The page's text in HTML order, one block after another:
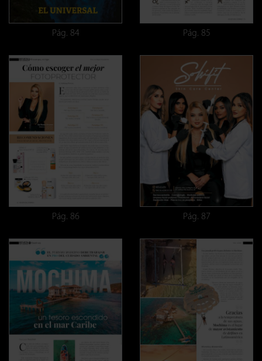
Pág. 84 Pág. 85
Pág. 86 Pág. 87